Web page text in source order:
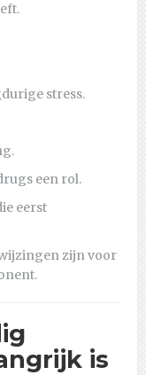
stress.
een rol.
eerst
zijn voor
is